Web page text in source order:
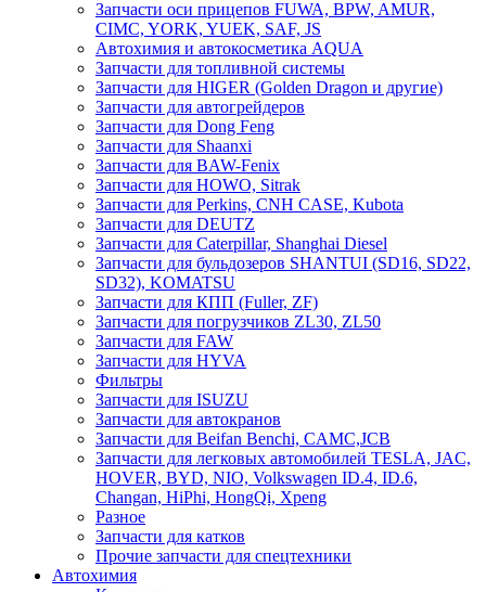
Запчасти оси прицепов FUWA, BPW, AMUR,
CIMC, YORK, YUEK, SAF, JS
Автохимия и автокосметика AQUA
Запчасти для топливной системы
Запчасти для HIGER (Golden Dragon и другие)
Запчасти для автогрейдеров
Запчасти для Dong Feng
Запчасти для Shaanxi
Запчасти для BAW-Fenix
Запчасти для HOWO, Sitrak
Запчасти для Perkins, CNH CASE, Kubota
Запчасти для DEUTZ
Запчасти для Caterpillar, Shanghai Diesel
Запчасти для бульдозеров SHANTUI (SD16, SD22,
SD32), KOMATSU
Запчасти для КПП (Fuller, ZF)
Запчасти для погрузчиков ZL30, ZL50
Запчасти для FAW
Запчасти для HYVA
Фильтры
Запчасти для ISUZU
Запчасти для автокранов
Запчасти для Beifan Benchi, CAMC,JCB
Запчасти для легковых автомобилей TESLA, JAC,
HOVER, BYD, NIO, Volkswagen ID.4, ID.6,
Changan, HiPhi, HongQi, Xpeng
Разное
Запчасти для катков
Прочие запчасти для спецтехники
Автохимия